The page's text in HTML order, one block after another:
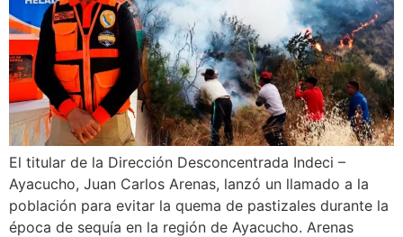
El titular de la Dirección Desconcentrada Indeci –
Ayacucho, Juan Carlos Arenas, lanzó un llamado a la
población para evitar la quema de pastizales durante la
época de sequía en la región de Ayacucho. Arenas